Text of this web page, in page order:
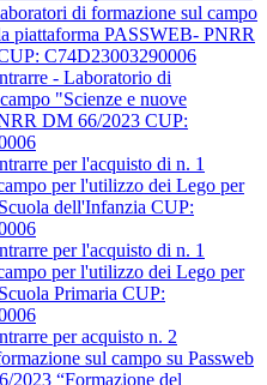
di formazione sul campo
piattaforma PASSWEB- PNRR
C74D23003290006
- Laboratorio di
"Scienze e nuove
DM 66/2023 CUP:
per l'acquisto di n. 1
per l'utilizzo dei Lego per
dell'Infanzia CUP:
per l'acquisto di n. 1
per l'utilizzo dei Lego per
Primaria CUP:
per acquisto n. 2
sul campo su Passweb
2023 “Formazione del